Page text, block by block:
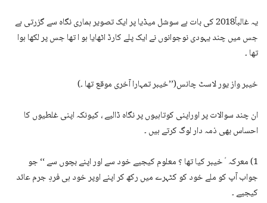
یہ غالباً2018 کی بات ہے سوشل میڈیا پر ایک تصویر ہماری نگاہ سے گزرتی ہے
جس میں چند یہودی نوجوانوں نے ایک پلے کارڈ اٹھایا ہو ا تھا جس پر لکھا ہوا
تھا ۔
خیبر واز یور لاسٹ چانس(’’خیبر تمہارا آخری موقع تھا ۔)
ان چند سوالات پر اوراپنی کوتاہیوں پر نگاہ ڈالیے ، کیونکہ اپنی غلطیوں کا
احساس بھی ذمہ دار لوگ کرتے ہیں ۔
1) معرکہ ٔخیبر کیا تھا ؟ معلوم کیجیے خود سے اور اپنے بچوں سے ‘‘ جو
جواب آپ کو ملے خود کو کٹہرے میں رکھ کر اپنے اوپر خود ہی فردِ جرم عائد
کیجیے ۔